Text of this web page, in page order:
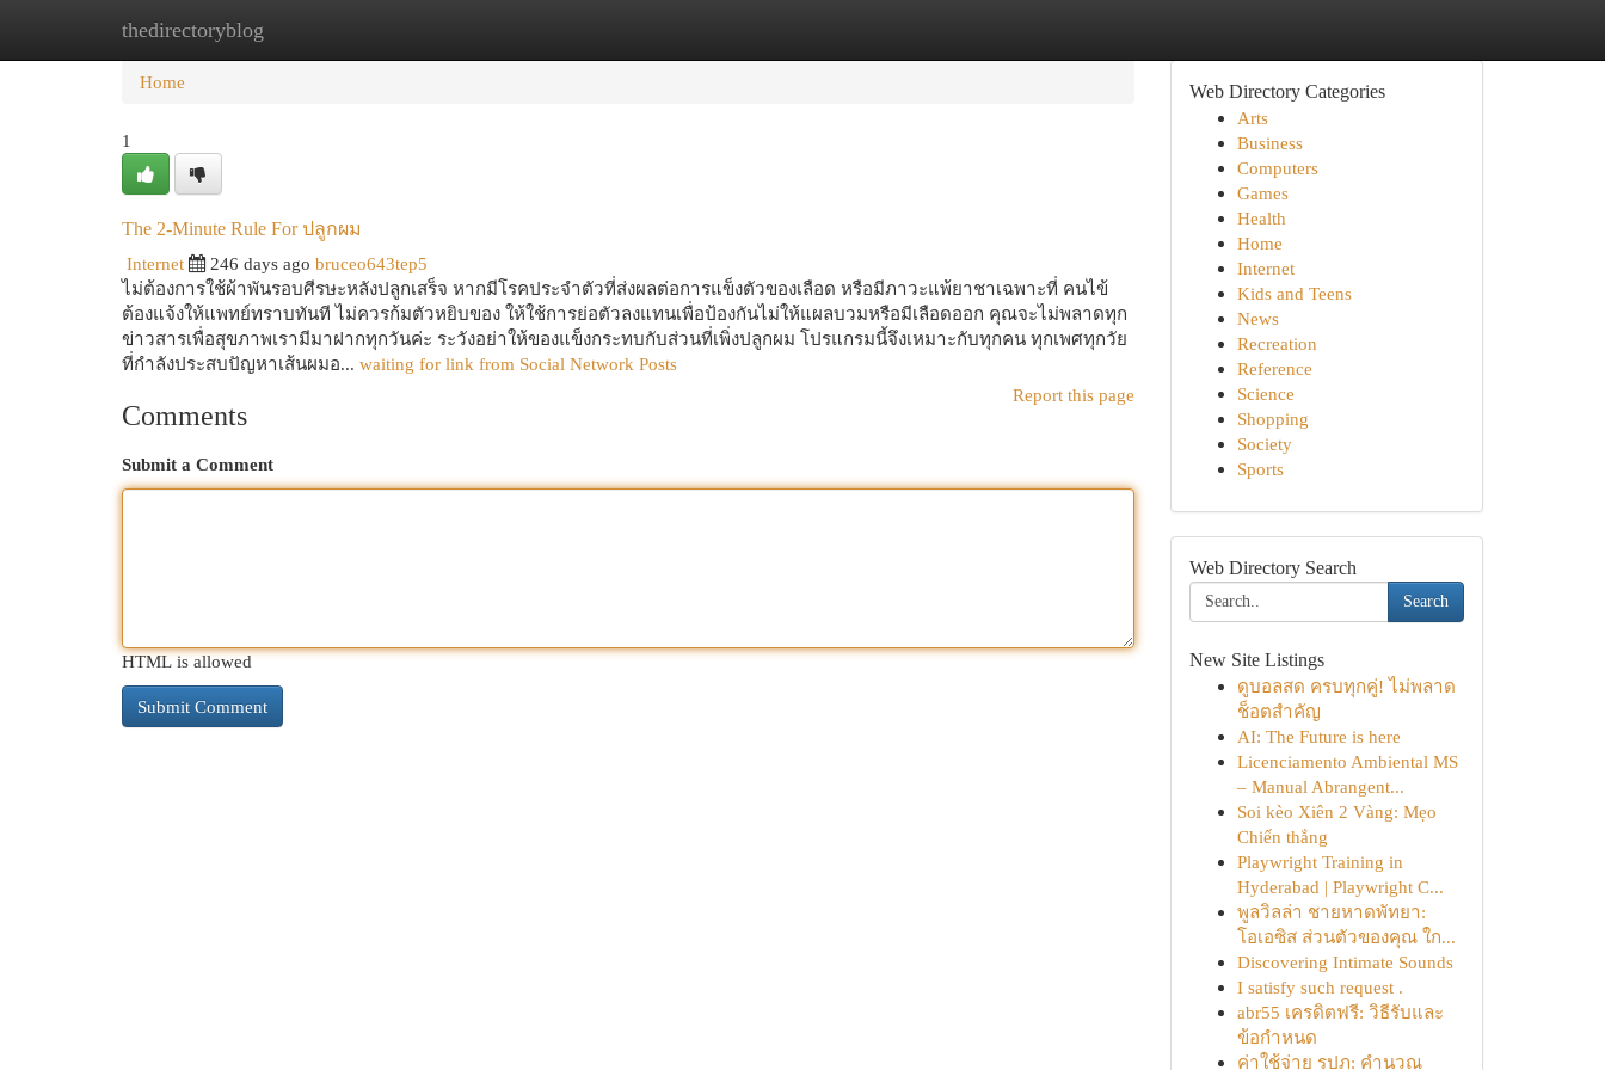
thedirectoryblog
Home New Site Listings
Home
1
The 2-Minute Rule For ปลูกผม
Internet
246 days ago bruceo643tep5
ไม่ต้องการใช้ผ้าพันรอบศีรษะหลังปลูกเสร็จ หากมีโรคประจำตัวที่ส่งผลต่อการแข็งตัวของเลือด หรือมีภาวะแพ้ยาชาเฉพาะที่ คนไข้
ต้องแจ้งให้แพทย์ทราบทันที ไม่ควรก้มตัวหยิบของ ให้ใช้การย่อตัวลงแทนเพื่อป้องกันไม่ให้แผลบวมหรือมีเลือดออก คุณจะไม่พลาดทุก
ข่าวสารเพื่อสุขภาพเรามีมาฝากทุกวันค่ะ ระวังอย่าให้ของแข็งกระทบกับส่วนที่เพิ่งปลูกผม โปรแกรมนี้จึงเหมาะกับทุกคน ทุกเพศทุกวัย
ที่กำลังประสบปัญหาเส้นผมอ... waiting for link from Social Network Posts
Report this page
Comments
Submit a Comment
HTML is allowed
Web Directory Categories
Arts
Business
Computers
Games
Health
Home
Internet
Kids and Teens
News
Recreation
Reference
Science
Shopping
Society
Sports
Web Directory Search
Search
New Site Listings
ดูบอลสด ครบทุกคู่! ไม่พลาด
ช็อตสำคัญ
AI: The Future is here
Licenciamento Ambiental MS
– Manual Abrangent...
Soi kèo Xiên 2 Vàng: Mẹo
Chiến thắng
Playwright Training in
Hyderabad | Playwright C...
พูลวิลล่า ชายหาดพัทยา:
โอเอซิส ส่วนตัวของคุณ ใก...
Discovering Intimate Sounds
I satisfy such request .
abr55 เครดิตฟรี: วิธีรับและ
ข้อกำหนด
ค่าใช้จ่าย รปภ: คำนวณ